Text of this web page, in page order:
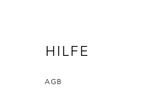
HILFE
AGB